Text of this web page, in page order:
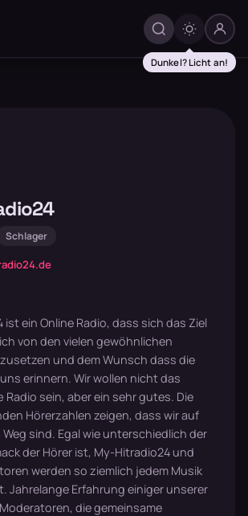
Dunkel? Licht an!
Schlager
ist ein Online Radio, dass sich das Ziel
von den vielen gewöhnlichen
und dem Wunsch dass die
erinnern. Wir wollen nicht das
sein, aber ein sehr gutes. Die
Hörerzahlen zeigen, dass wir auf
sind. Egal wie unterschiedlich der
der Hörer ist, My-Hitradio24 und
werden so ziemlich jedem Musik
Jahrelange Erfahrung einiger unserer
die gemeinsame